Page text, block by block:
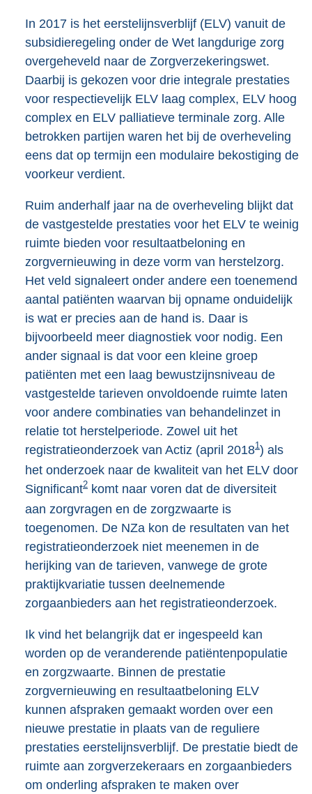
In 2017 is het eerstelijnsverblijf (ELV) vanuit de
subsidieregeling onder de Wet langdurige zorg
overgeheveld naar de Zorgverzekeringswet.
Daarbij is gekozen voor drie integrale prestaties
voor respectievelijk ELV laag complex, ELV hoog
complex en ELV palliatieve terminale zorg. Alle
betrokken partijen waren het bij de overheveling
eens dat op termijn een modulaire bekostiging de
voorkeur verdient.
Ruim anderhalf jaar na de overheveling blijkt dat
de vastgestelde prestaties voor het ELV te weinig
ruimte bieden voor resultaatbeloning en
zorgvernieuwing in deze vorm van herstelzorg.
Het veld signaleert onder andere een toenemend
aantal patiënten waarvan bij opname onduidelijk
is wat er precies aan de hand is. Daar is
bijvoorbeeld meer diagnostiek voor nodig. Een
ander signaal is dat voor een kleine groep
patiënten met een laag bewustzijnsniveau de
vastgestelde tarieven onvoldoende ruimte laten
voor andere combinaties van behandelinzet in
relatie tot herstelperiode. Zowel uit het
registratieonderzoek van Actiz (april 20181 ) als
het onderzoek naar de kwaliteit van het ELV door
Significant2 komt naar voren dat de diversiteit
aan zorgvragen en de zorgzwaarte is
toegenomen. De NZa kon de resultaten van het
registratieonderzoek niet meenemen in de
herijking van de tarieven, vanwege de grote
praktijkvariatie tussen deelnemende
zorgaanbieders aan het registratieonderzoek.
Ik vind het belangrijk dat er ingespeeld kan
worden op de veranderende patiëntenpopulatie
en zorgzwaarte. Binnen de prestatie
zorgvernieuwing en resultaatbeloning ELV
kunnen afspraken gemaakt worden over een
nieuwe prestatie in plaats van de reguliere
prestaties eerstelijnsverblijf. De prestatie biedt de
ruimte aan zorgverzekeraars en zorgaanbieders
om onderling afspraken te maken over